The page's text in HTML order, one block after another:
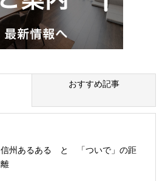
おすすめ記事
信州あるある と 「ついで」の距
離